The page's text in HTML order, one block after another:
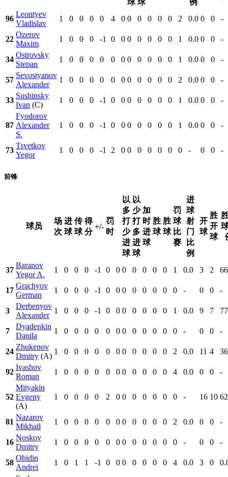
球 球
例
96
Leontyev
Vladislav
1 0 0 0 0 4 0 0 0 0 0 0 2 0.0 0 0 -
22
Ozerov
Maxim
1 0 0 0 -1 0 0 0 0 0 0 0 1 0.0 0 0 -
34
Ostrovsky
Stepan
1 0 0 0 0 0 0 0 0 0 0 0 1 0.0 0 0 -
57
Sevostyanov
Alexander
1 0 0 0 0 0 0 0 0 0 0 0 2 0.0 0 0 -
33
Sushinsky
Ivan (C)
1 0 0 0 -1 0 0 0 0 0 0 0 1 0.0 0 0 -
87
Fyodorov
Alexander
S.
1 0 0 0 -1 0 0 0 0 0 0 0 1 0.0 0 0 -
73
Tsvetkov
Yegor
1 0 0 0 -1 2 0 0 0 0 0 0 0 - 0 0 -
前锋
球员
场
次
进
球
传
球
得
分
+/-
罚
时
以
多
打
少
进
球
以
少
打
多
进
球
加
时
进
球
胜
球
胜
球
罚
球
比
赛
进
球
射
门
比
例
开
球
胜
开
球
37
Baranov
Yegor A.
1 0 0 0 -1 0 0 0 0 0 0 0 1 0.0 3 2
17
Grachyov
German
1 0 0 0 -1 0 0 0 0 0 0 0 0 - 0 0 -
3
Derbenyov
Alexander
1 0 0 0 -1 0 0 0 0 0 0 0 1 0.0 9 7
7
Dyadenkin
Danila
1 0 0 0 0 0 0 0 0 0 0 0 0 - 0 0 -
24
Zhukenov
Dmitry (A)
1 0 0 0 0 0 0 0 0 0 0 0 2 0.0 11 4
92
Ivashov
Roman
1 0 0 0 0 0 0 0 0 0 0 0 4 0.0 0 0 -
52
Mityakin
Evgeny
(A)
1 0 0 0 0 2 0 0 0 0 0 0 0 - 16 10
81
Nazarov
Mikhail
1 0 0 0 0 0 0 0 0 0 0 0 2 0.0 0 0 -
16
Noskov
Dmitry
1 0 0 0 0 0 0 0 0 0 0 0 0 - 0 0 -
58
Obidin
Andrei
1 0 1 1 -1 0 0 0 0 0 0 0 4 0.0 3 0